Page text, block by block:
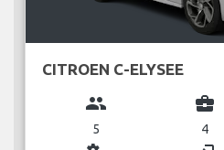
CITROEN C-ELYSEE
group
5
business_center
4